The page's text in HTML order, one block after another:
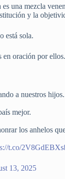
una mezcla
y la
está sola.
oración por
a nuestros hijos.
mejor.
los anhelos
t.co/
13, 2025